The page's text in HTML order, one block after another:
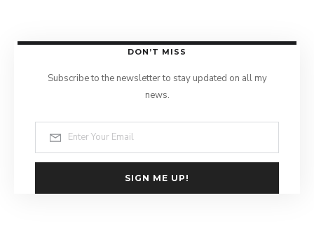
DON’T MISS
Subscribe to the newsletter to stay updated on all my
news.
SIGN ME UP!